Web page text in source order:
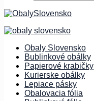
Obaly Slovensko
Bublinkové obálky
Papierové krabičky
Kurierske obálky
Lepiace pásky
Obalovacia fólia